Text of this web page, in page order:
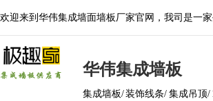
欢迎来到华伟集成墙面墙板厂家官网，我司是一
华伟集成墙板
集成墙板/ 装饰线条/ 集成吊顶